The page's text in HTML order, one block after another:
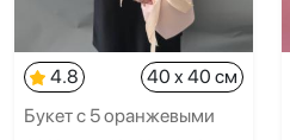
4.8
40 x 40 см
Букет с 5 оранжевыми